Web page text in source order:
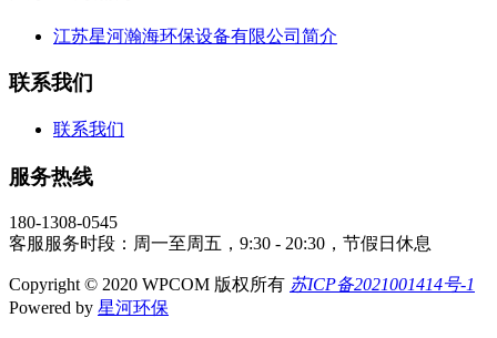
江苏星河瀚海环保设备有限公司简介
联系我们
联系我们
服务热线
180-1308-0545
客服服务时段：周一至周五，9:30 - 20:30，节假日休息
Copyright © 2020 WPCOM 版权所有 苏ICP备2021001414号-1
Powered by 星河环保